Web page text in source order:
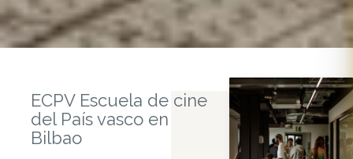
ECPV Escuela de cine
del País vasco en
Bilbao